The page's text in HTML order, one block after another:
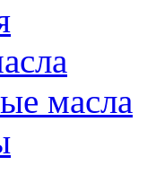
масла